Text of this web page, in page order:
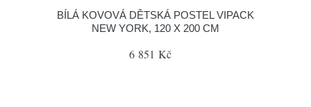
BÍLÁ KOVOVÁ DĚTSKÁ POSTEL VIPACK
NEW YORK, 120 X 200 CM
6 851 Kč